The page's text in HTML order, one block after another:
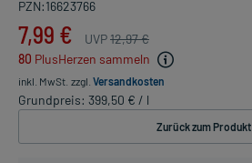
PZN:16623766
7,99 € UVP12,97 €
80 PlusHerzen sammeln
inkl. MwSt. zzgl. Versandkosten
Grundpreis: 399,50 € / l
Zurück zum Produkt